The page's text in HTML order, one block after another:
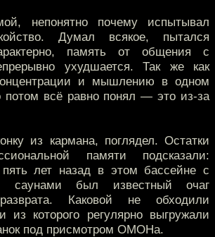
непонятно почему испытывал
Думал всякое, пытался
память от общения с
ухудшается. Так же как
и мышлению в одном
потом всё равно понял — это из-за
из кармана, поглядел. Остатки
памяти подсказали:
лет назад в этом бассейне с
саунами был известный очаг
Каковой не обходили
из которого регулярно выгружали
под присмотром ОМОНа.